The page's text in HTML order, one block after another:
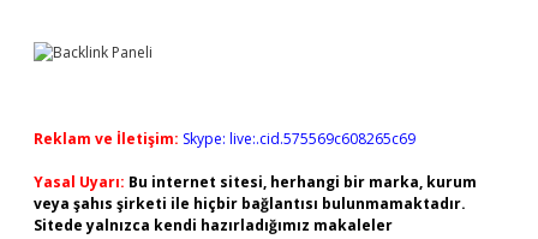
Reklam ve İletişim: Skype: live:.cid.575569c608265c69
Yasal Uyarı: Bu internet sitesi, herhangi bir marka, kurum
veya şahıs şirketi ile hiçbir bağlantısı bulunmamaktadır.
Sitede yalnızca kendi hazırladığımız makaleler